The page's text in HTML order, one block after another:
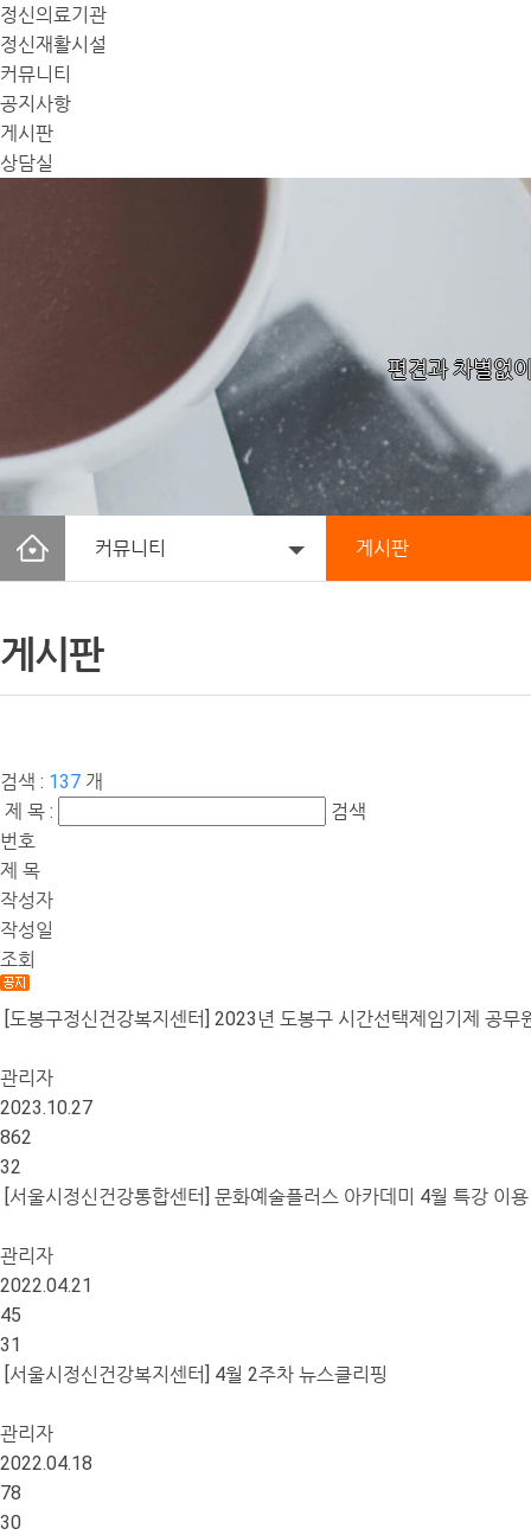
정신의료기관
정신재활시설
커뮤니티
공지사항
게시판
상담실
편견과 차별없
커뮤니티 게시판
게시판
검색 : 137 개
제 목 :
검색
번호
제 목
작성자
작성일
조회
[도봉구정신건강복지센터] 2023년 도봉구 시간선택제임기제 공무
관리자
2023.10.27
862
32
[서울시정신건강통합센터] 문화예술플러스 아카데미 4월 특강 이
관리자
2022.04.21
45
31
[서울시정신건강복지센터] 4월 2주차 뉴스클리핑
관리자
2022.04.18
78
30